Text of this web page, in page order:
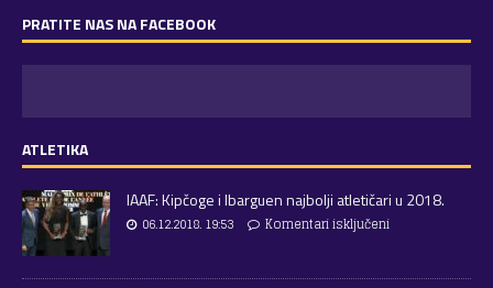
PRATITE NAS NA FACEBOOK
ATLETIKA
IAAF: Kipčoge i Ibarguen najbolji atletičari u 2018.
06.12.2018. 19:53 Komentari isključeni